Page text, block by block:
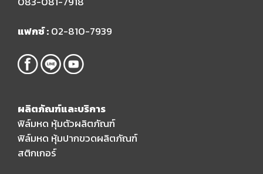
แฟกซ์ :02-810-7939
ผลิตภัณฑ์และบริการ
ฟิล์มหด หุ้มตัวผลิตภัณฑ์
ฟิล์มหด หุ้มปากขวดผลิตภัณฑ์
สติกเกอร์